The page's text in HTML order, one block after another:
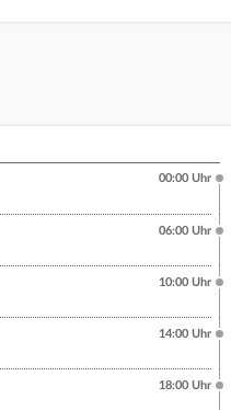
00:00 Uhr
06:00 Uhr
10:00 Uhr
14:00 Uhr
18:00 Uhr